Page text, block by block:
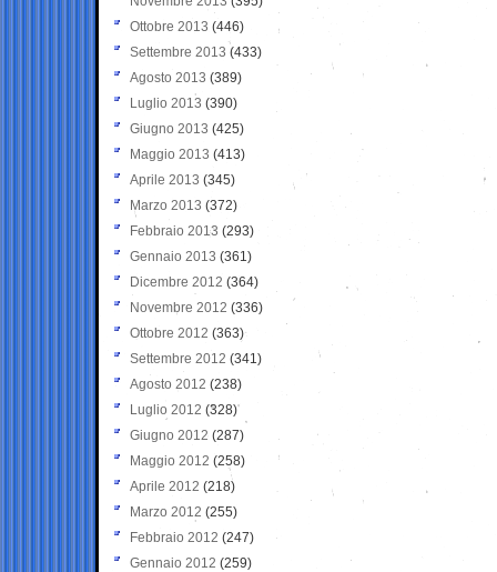
Ottobre 2013 (446)
Settembre 2013 (433)
Agosto 2013 (389)
Luglio 2013 (390)
Giugno 2013 (425)
Maggio 2013 (413)
Aprile 2013 (345)
Marzo 2013 (372)
Febbraio 2013 (293)
Gennaio 2013 (361)
Dicembre 2012 (364)
Novembre 2012 (336)
Ottobre 2012 (363)
Settembre 2012 (341)
Agosto 2012 (238)
Luglio 2012 (328)
Giugno 2012 (287)
Maggio 2012 (258)
Aprile 2012 (218)
Marzo 2012 (255)
Febbraio 2012 (247)
Gennaio 2012 (259)